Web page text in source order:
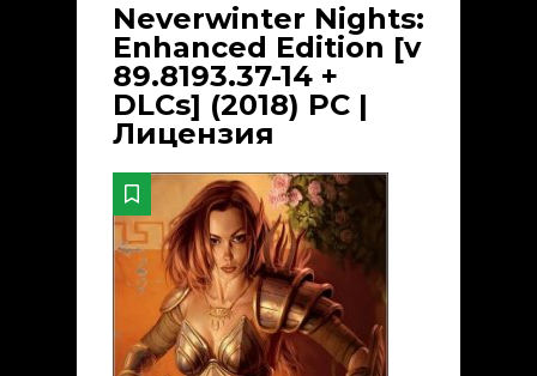
Neverwinter Nights:
Enhanced Edition [v
89.8193.37-14 +
DLCs] (2018) PC |
Лицензия